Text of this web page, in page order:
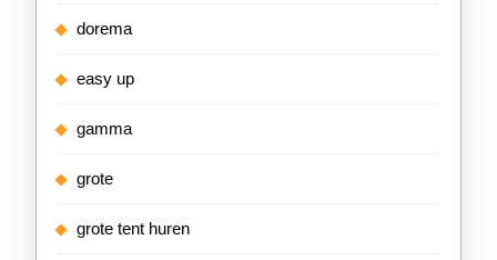
dorema
easy up
gamma
grote
grote tent huren